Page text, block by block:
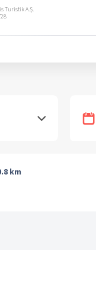
Turistik A.Ş.
km